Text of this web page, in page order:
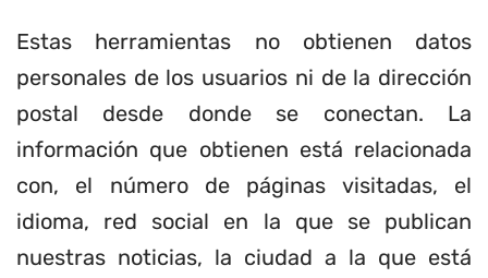
Estas herramientas no obtienen datos
personales de los usuarios ni de la dirección
postal desde donde se conectan. La
información que obtienen está relacionada
con, el número de páginas visitadas, el
idioma, red social en la que se publican
nuestras noticias, la ciudad a la que está